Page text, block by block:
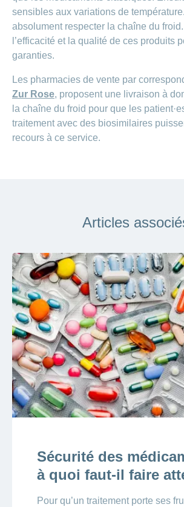
sensibles aux variations de
absolument respecter la chaîne du
l’efficacité et la qualité de ces produits
garanties.
Les pharmacies de vente par
Zur Rose, proposent une livraison à
la chaîne du froid pour que les
traitement avec des biosimilaires
recours à ce service.
Articles
Sécurité des
à quoi faut-il faire
Pour qu’un traitement porte ses